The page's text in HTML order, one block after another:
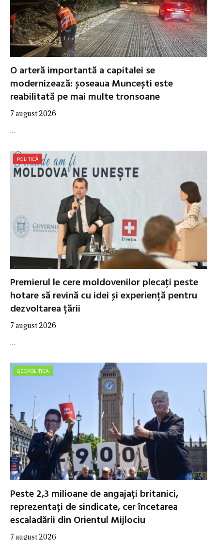
O arteră importantă a capitalei se
modernizează: șoseaua Muncești este
reabilitată pe mai multe tronsoane
7 august 2026
…
POLITICĂ
Premierul le cere moldovenilor plecați peste
hotare să revină cu idei și experiență pentru
dezvoltarea țării
7 august 2026
…
GEOPOLITICA
Peste 2,3 milioane de angajați britanici,
reprezentați de sindicate, cer încetarea
escaladării din Orientul Mijlociu
7 august 2026